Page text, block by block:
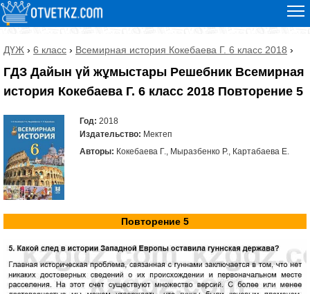
ДҮЖ › 6 класс › Всемирная история Кокебаева Г. 6 класс 2018 ›
ГДЗ Дайын үй жұмыстары Решебник Всемирная
история Кокебаева Г. 6 класс 2018 Повторение 5
Год: 2018
Издательство: Мектеп
Авторы: Кокебаева Г., Мыразбенко Р., Картабаева Е.
Повторение 5